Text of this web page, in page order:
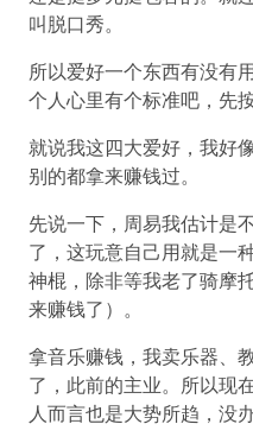
叫脱口秀。
所以爱好一个东西有没有
个人心里有个标准吧，先
就说我这四大爱好，我好
别的都拿来赚钱过。
先说一下，周易我估计是
了，这玩意自己用就是一
神棍，除非等我老了骑摩
来赚钱了）。
拿音乐赚钱，我卖乐器、
了，此前的主业。所以现
人而言也是大势所趋，没办